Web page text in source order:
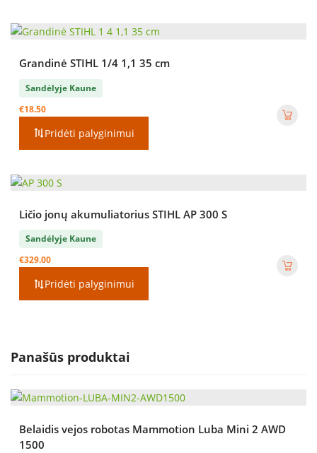
Grandinė STIHL 1/4 1,1 35 cm
Sandėlyje Kaune
€18.50
Pridėti palyginimui
Ličio jonų akumuliatorius STIHL AP 300 S
Sandėlyje Kaune
€329.00
Pridėti palyginimui
Panašūs produktai
Belaidis vejos robotas Mammotion Luba Mini 2 AWD
1500